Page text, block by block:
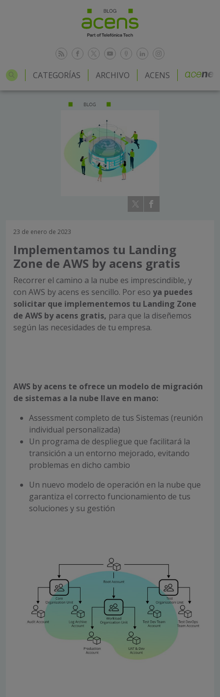
CATEGORÍAS ARCHIVO ACENS
23 de enero de 2023
Implementamos tu Landing
Zone de AWS by acens gratis
Recorrer el camino a la nube es imprescindible, y
con AWS by acens es sencillo. Por eso ya puedes
solicitar que implementemos tu Landing Zone
de AWS by acens gratis, para que la diseñemos
según las necesidades de tu empresa.
AWS by acens te ofrece un modelo de migración
de sistemas a la nube llave en mano:
Assessment completo de tus Sistemas (reunión
individual personalizada)
Un programa de despliegue que facilitará la
transición a un entorno mejorado, evitando
problemas en dicho cambio
Un nuevo modelo de operación en la nube que
garantiza el correcto funcionamiento de tus
soluciones y su gestión